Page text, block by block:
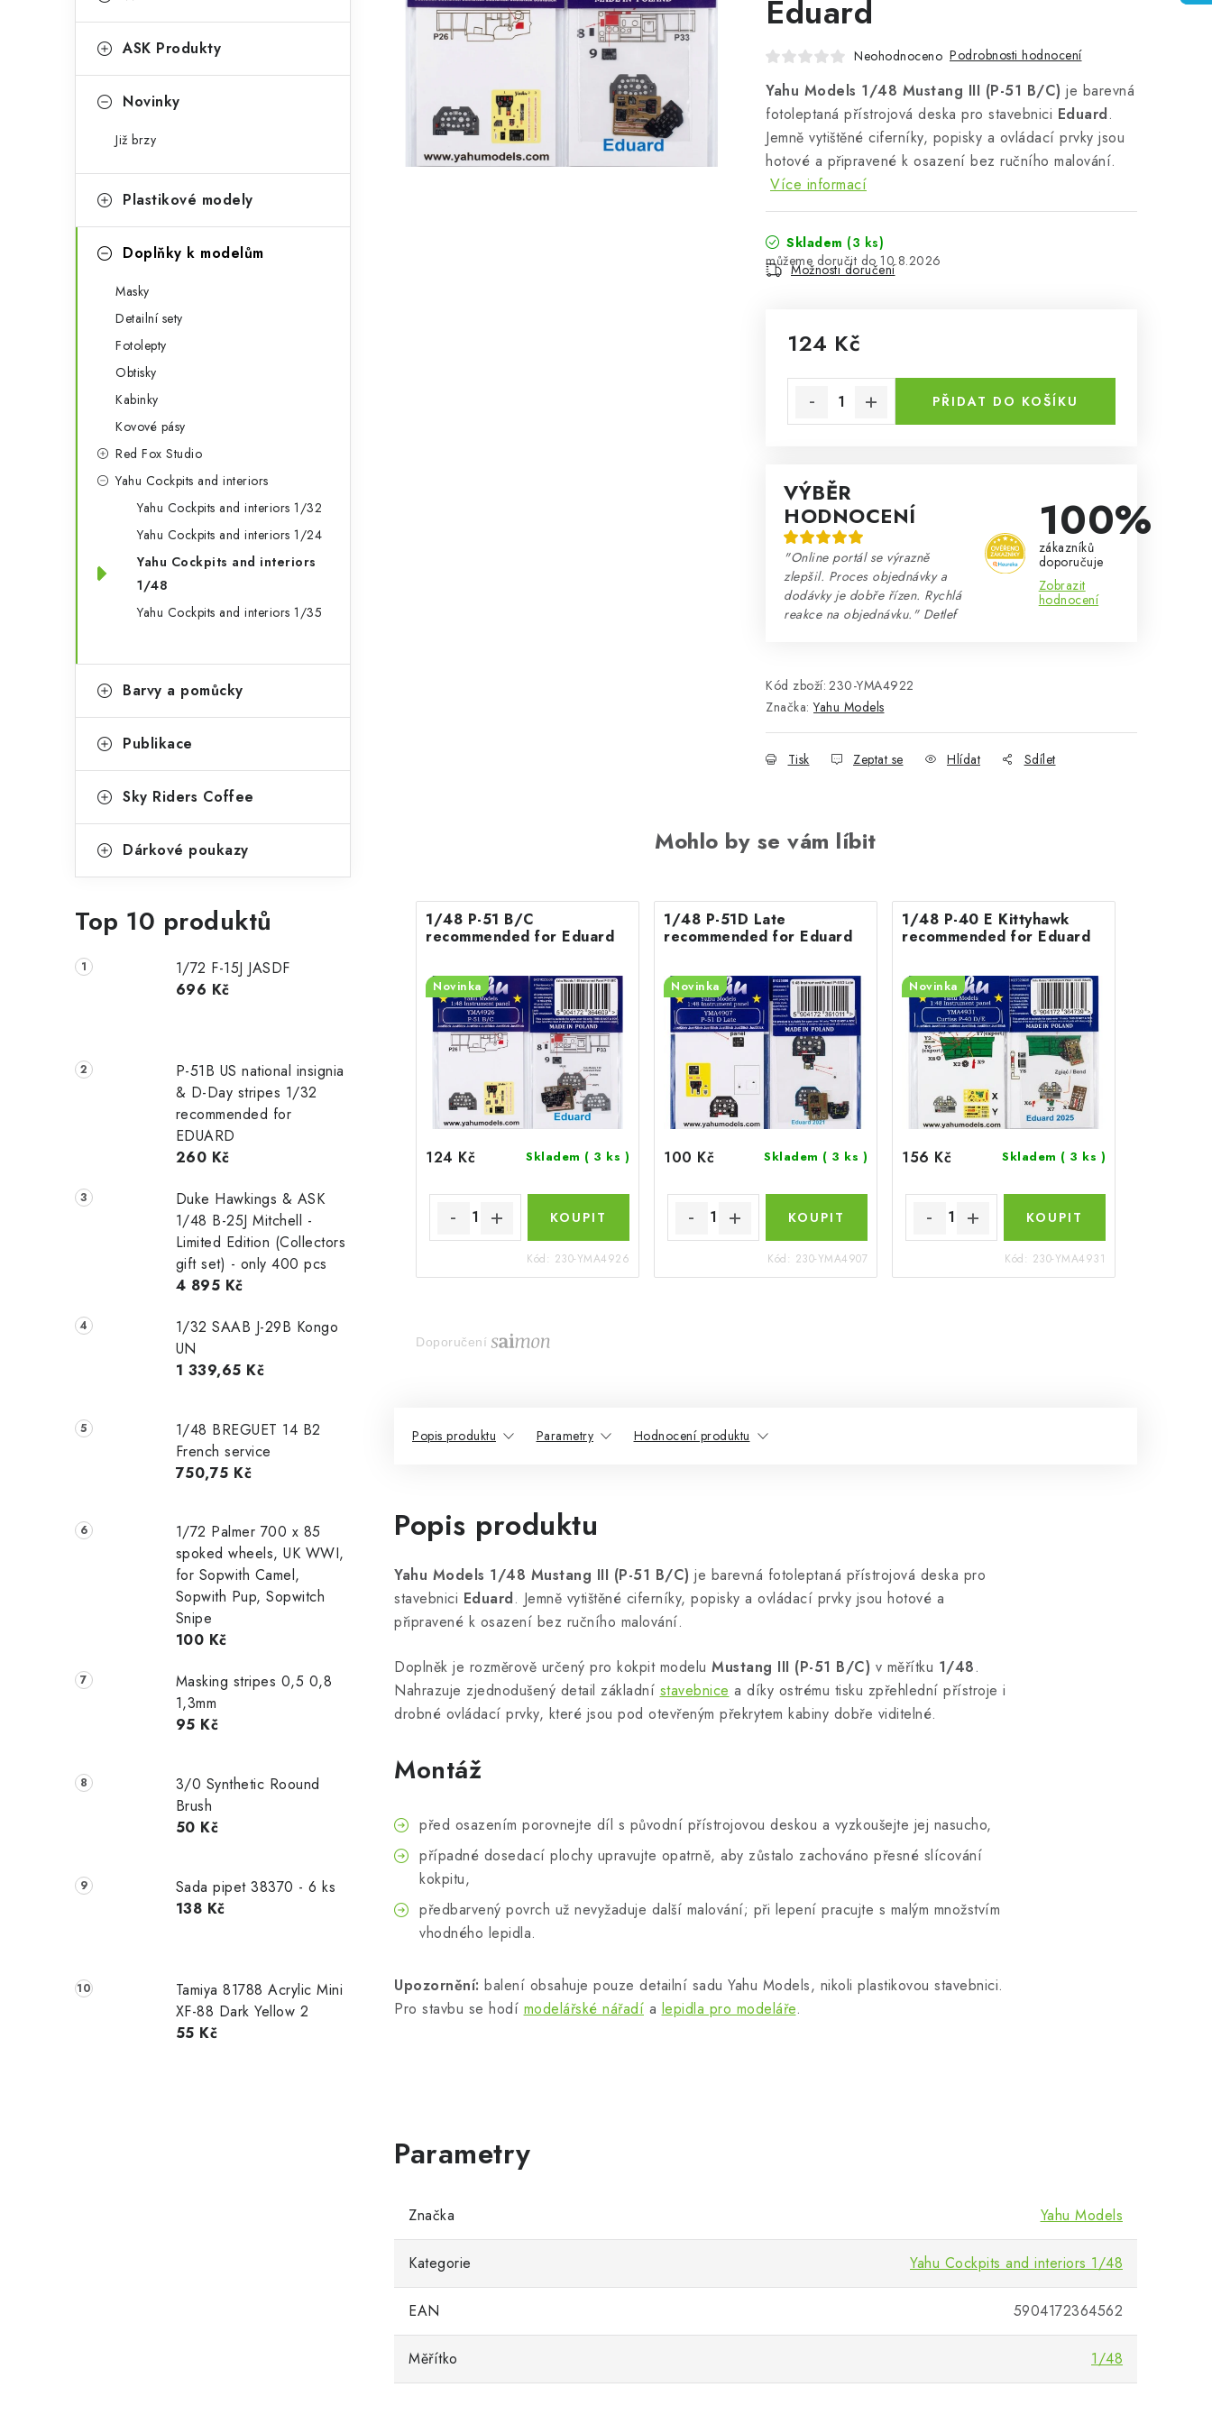
t
r
n
p
e
o
e
ASK Produkty
Novinky
Již brzy
Plastikové modely
Doplňky k modelům
Masky
Detailní sety
Fotolepty
Obtisky
Kabinky
Kovové pásy
Red Fox Studio
Yahu Cockpits and interiors
Yahu Cockpits and interiors 1/32
Yahu Cockpits and interiors 1/24
Yahu Cockpits and interiors
1/48
Yahu Cockpits and interiors 1/35
Barvy a pomůcky
Publikace
Sky Riders Coffee
Dárkové poukazy
Top 10 produktů
1/72 F-15J JASDF
696 Kč
P-51B US national insignia
& D-Day stripes 1/32
recommended for
EDUARD
260 Kč
Duke Hawkings & ASK
1/48 B-25J Mitchell -
Limited Edition (Collectors
gift set) - only 400 pcs
4 895 Kč
1/32 SAAB J-29B Kongo
UN
1 339,65 Kč
1/48 ‌‌BREGUET 14 B2
French service
750,75 Kč
1/72 Palmer 700 x 85
spoked wheels, UK WWI,
for Sopwith Camel,
Sopwith Pup, Sopwitch
Snipe
100 Kč
Masking stripes 0,5 0,8
1,3mm
95 Kč
3/0 Synthetic Roound
Brush
50 Kč
Sada pipet 38370 - 6 ks
138 Kč
Tamiya 81788 Acrylic Mini
XF-88 Dark Yellow 2
55 Kč
Eduard
Neohodnoceno Podrobnosti hodnocení
Yahu Models 1/48 Mustang III (P-51 B/C) je barevná
fotoleptaná přístrojová deska pro stavebnici Eduard.
Jemně vytištěné ciferníky, popisky a ovládací prvky jsou
hotové a připravené k osazení bez ručního malování.
Více informací
Skladem (3 ks)
10.8.2026
Možnosti doručení
124 Kč
PŘIDAT DO KOŠÍKU
VÝBĚR
HODNOCENÍ
"Online portál se výrazně
zlepšil. Proces objednávky a
dodávky je dobře řízen. Rychlá
reakce na objednávku." Detlef
100%
zákazníků
doporučuje
Zobrazit
hodnocení
Kód zboží: 230-YMA4922
Značka:Yahu Models
Tisk Zeptat se Hlídat Sdílet
Mohlo by se vám líbit
1/48 P-51 B/C
recommended for Eduard
Novinka
124 Kč Skladem ( 3 ks )
Kód: 230-YMA4926
1/48 P-51D Late
recommended for Eduard
Novinka
100 Kč Skladem ( 3 ks )
Kód: 230-YMA4907
1/48 P-40 E Kittyhawk
recommended for Eduard
Novinka
156 Kč Skladem ( 3 ks )
Kód: 230-YMA4931
Doporučení
Popis produktu Parametry Hodnocení produktu
Popis produktu
Yahu Models 1/48 Mustang III (P-51 B/C) je barevná fotoleptaná přístrojová deska pro
stavebnici Eduard. Jemně vytištěné ciferníky, popisky a ovládací prvky jsou hotové a
připravené k osazení bez ručního malování.
Doplněk je rozměrově určený pro kokpit modelu Mustang III (P-51 B/C) v měřítku 1/48.
Nahrazuje zjednodušený detail základní stavebnice a díky ostrému tisku zpřehlední přístroje i
drobné ovládací prvky, které jsou pod otevřeným překrytem kabiny dobře viditelné.
Montáž
před osazením porovnejte díl s původní přístrojovou deskou a vyzkoušejte jej nasucho,
případné dosedací plochy upravujte opatrně, aby zůstalo zachováno přesné slícování
kokpitu,
předbarvený povrch už nevyžaduje další malování; při lepení pracujte s malým množstvím
vhodného lepidla.
Upozornění: balení obsahuje pouze detailní sadu Yahu Models, nikoli plastikovou stavebnici.
Pro stavbu se hodí modelářské nářadí a lepidla pro modeláře.
Značka Yahu Models
Kategorie Yahu Cockpits and interiors 1/48
EAN 5904172364562
Měřítko 1/48